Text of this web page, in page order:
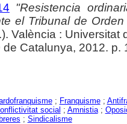
"Resistencia
el Tribunal de
València :
de Catalunya, 2012. p.
; Franquisme;
social ; Amnistia;
; Sindicalisme